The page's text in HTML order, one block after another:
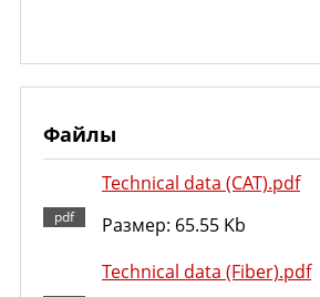
Файлы
Technical data (CAT).pdf
Размер: 65.55 Kb
Technical data (Fiber).pdf